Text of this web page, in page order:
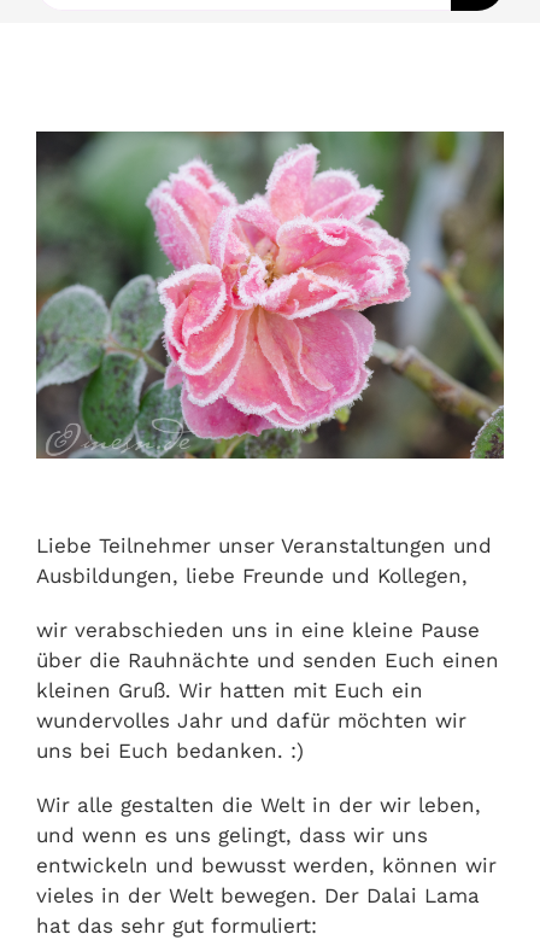
Holistisch
About
Kontakt
Liebe Teilnehmer unser Veranstaltungen und
Ausbildungen, liebe Freunde und Kollegen,
wir verabschieden uns in eine kleine Pause
über die Rauhnächte und senden Euch einen
kleinen Gruß. Wir hatten mit Euch ein
wundervolles Jahr und dafür möchten wir
uns bei Euch bedanken. :)
Wir alle gestalten die Welt in der wir leben,
und wenn es uns gelingt, dass wir uns
entwickeln und bewusst werden, können wir
vieles in der Welt bewegen. Der Dalai Lama
hat das sehr gut formuliert: